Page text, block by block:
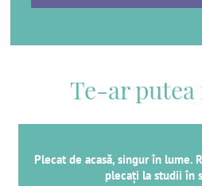
Te-ar
Plecat de acasă, singur în lume.
plecați la studii în